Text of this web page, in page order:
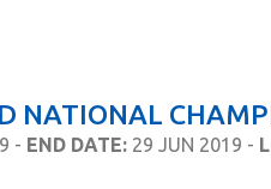
NATIONAL
- END DATE:29 JUN 2019 -